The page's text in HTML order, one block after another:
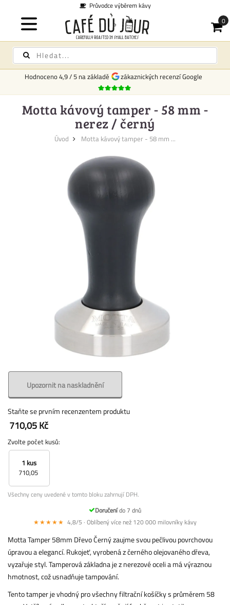
Průvodce výběrem kávy
Hodnoceno4,9/5 na základě zákaznických recenzí Google
Motta kávový tamper - 58 mm -
nerez / černý
Úvod Motta kávový tamper - 58 mm ...
Upozornit na naskladnění
Staňte se prvním recenzentem produktu
710,05 Kč
Zvolte počet kusů:
1 kus
710,05
Všechny ceny uvedené v tomto bloku zahrnují DPH.
Doručenído 7 dnů
★★★★★ 4,8/5 · Oblíbený více než 120 000 milovníky kávy
Motta Tamper 58mm Dřevo Černý zaujme svou pečlivou povrchovou
úpravou a elegancí. Rukojeť, vyrobená z černého olejovaného dřeva,
vyzařuje styl. Tamperová základna je z nerezové oceli a má výraznou
hmotnost, což usnadňuje tampování.
Tento tamper je vhodný pro všechny filtrační košíčky s průměrem 58